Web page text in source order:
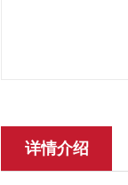
详情介绍